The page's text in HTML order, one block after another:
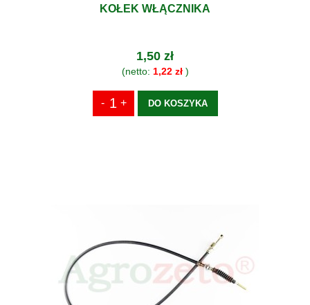
KOŁEK WŁĄCZNIKA
1,50 zł
(netto: 1,22 zł)
DO KOSZYKA